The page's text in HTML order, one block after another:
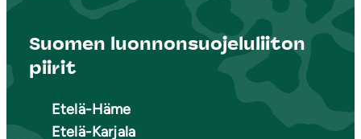
Suomen luonnonsuojeluliiton
piirit
Etelä-Häme
Etelä-Karjala